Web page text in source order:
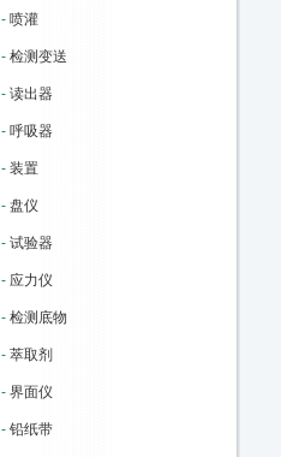
- 喷灌
- 检测变送
- 读出器
- 呼吸器
- 装置
- 盘仪
- 试验器
- 应力仪
- 检测底物
- 萃取剂
- 界面仪
- 铅纸带